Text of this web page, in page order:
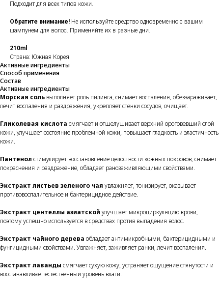
Подходит для всех типов кожи.
Обратите внимание! Не используйте средство одновременно с вашим
шампунем для волос. Применяйте их в разные дни.
210ml
Страна: Южная Корея
Активные ингредиенты
Способ применения
Состав
Активные ингредиенты
Морская соль выполняет роль пилинга, снимает воспаления, обеззараживает,
лечит воспаления и раздражения, укрепляет стенки сосудов, очищает.
Гликолевая кислота смягчает и отшелушивает верхний ороговевший слой
кожи, улучшает состояние проблемной кожи, повышает гладкость и эластичность
кожи.
Пантенол стимулирует восстановление целостности кожных покровов, снимает
покраснения и раздражение, обладает ранозаживляющими свойствами.
Экстракт листьев зеленого чая увлажняет, тонизирует, оказывает
противовоспалительное и бактерицидное действие.
Экстракт центеллы азиатской улучшает микроциркуляцию крови,
поэтому успешно используется в средствах против выпадения волос.
Экстракт чайного дерева обладает антимикробными, бактерицидными и
фунгицидными свойствами. Увлажняет, заживляет ранки, лечит воспаления.
Экстракт лаванды смягчает сухую кожу, устраняет ощущение стянутости и
восстанавливает естественный уровень влаги.